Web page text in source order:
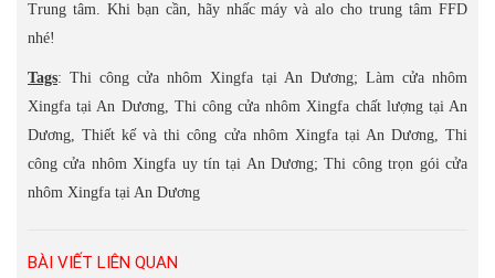
Trung tâm. Khi bạn cần, hãy nhấc máy và alo cho trung tâm FFD
nhé!
Tags: Thi công cửa nhôm Xingfa tại An Dương; Làm cửa nhôm
Xingfa tại An Dương, Thi công cửa nhôm Xingfa chất lượng tại An
Dương, Thiết kế và thi công cửa nhôm Xingfa tại An Dương, Thi
công cửa nhôm Xingfa uy tín tại An Dương; Thi công trọn gói cửa
nhôm Xingfa tại An Dương
BÀI VIẾT LIÊN QUAN